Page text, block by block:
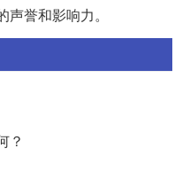
誉和影响力。
？